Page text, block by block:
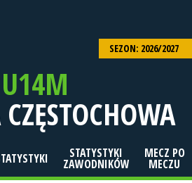
SEZON: 2026/2027
U14M
STATYSTYKI
ZAWODNIKÓW
MECZ PO
MECZU